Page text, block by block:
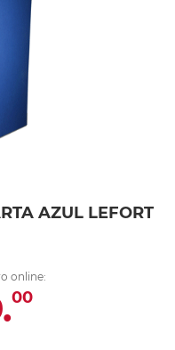
AZUL LEFORT
online:
00